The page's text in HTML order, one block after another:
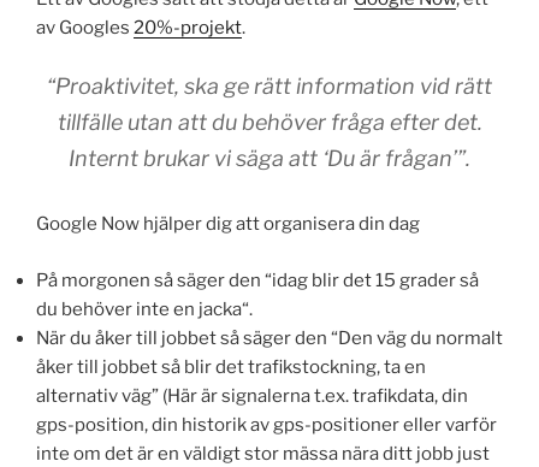
av Googles 20%-projekt.
“Proaktivitet, ska ge rätt information vid rätt
tillfälle utan att du behöver fråga efter det.
Internt brukar vi säga att ‘Du är frågan’”.
Google Now hjälper dig att organisera din dag
På morgonen så säger den “idag blir det 15 grader så
du behöver inte en jacka“.
När du åker till jobbet så säger den “Den väg du normalt
åker till jobbet så blir det trafikstockning, ta en
alternativ väg” (Här är signalerna t.ex. trafikdata, din
gps-position, din historik av gps-positioner eller varför
inte om det är en väldigt stor mässa nära ditt jobb just